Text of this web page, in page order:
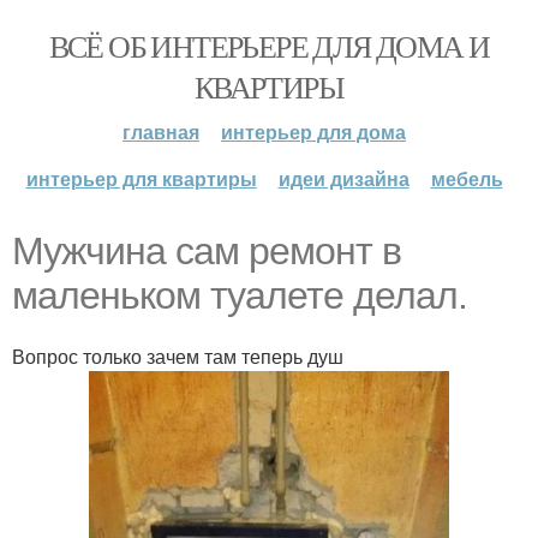
ВСЁ ОБ ИНТЕРЬЕРЕ ДЛЯ ДОМА И
КВАРТИРЫ
главная
интерьер для дома
интерьер для квартиры
идеи дизайна мебель
Мужчина сам ремонт в
маленьком туалете делал.
Вопрос только зачем там теперь душ